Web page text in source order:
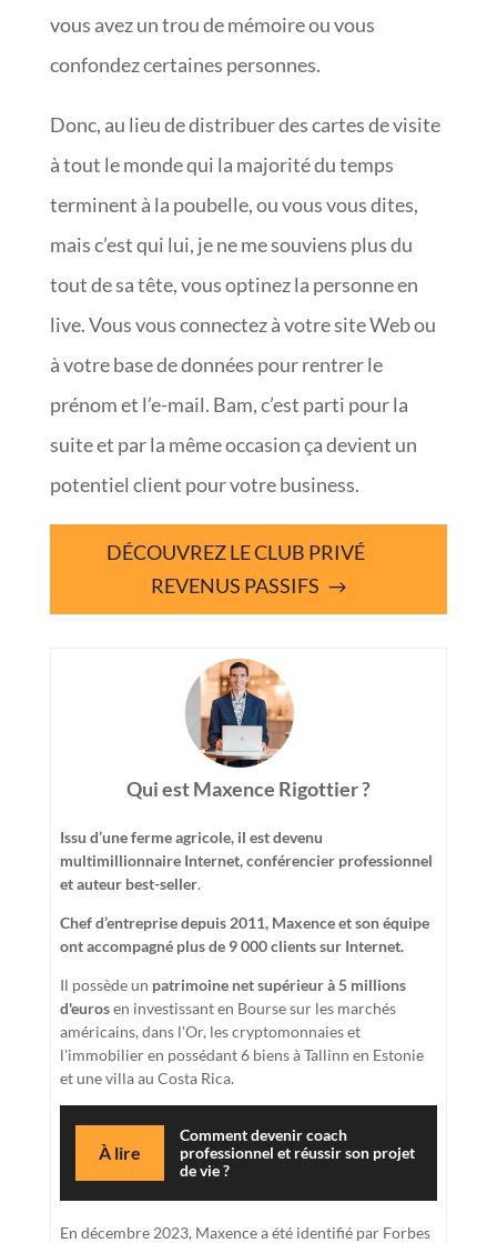
vous avez un trou de mémoire ou vous
confondez certaines personnes.
Donc, au lieu de distribuer des cartes de visite
à tout le monde qui la majorité du temps
terminent à la poubelle, ou vous vous dites,
mais c’est qui lui, je ne me souviens plus du
tout de sa tête, vous optinez la personne en
live. Vous vous connectez à votre site Web ou
à votre base de données pour rentrer le
prénom et l’e-mail. Bam, c’est parti pour la
suite et par la même occasion ça devient un
potentiel client pour votre business.
DÉCOUVREZ LE CLUB PRIVÉ
REVENUS PASSIFS
Qui est Maxence Rigottier ?
Issu d’une ferme agricole, il est devenu
multimillionnaire Internet, conférencier professionnel
et auteur best-seller.
Chef d’entreprise depuis 2011, Maxence et son équipe
ont accompagné plus de 9 000 clients sur Internet.
Il possède un patrimoine net supérieur à 5 millions
d'eurosen investissant en Bourse sur les marchés
américains, dans l'Or, les cryptomonnaies et
l'immobilier en possédant 6 biens à Tallinn en Estonie
et une villa au Costa Rica.
À lire
Comment devenir coach
professionnel et réussir son projet
de vie ?
En décembre 2023, Maxence a été identifié par Forbes